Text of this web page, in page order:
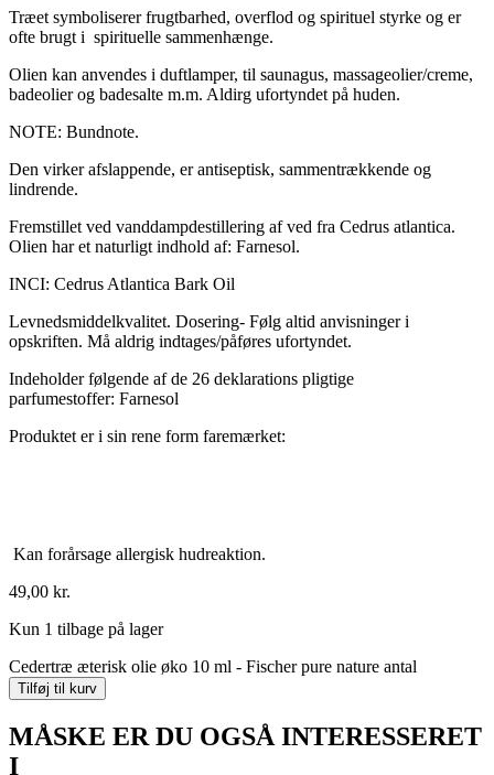
Træet symboliserer frugtbarhed, overflod og spirituel styrke og er
ofte brugt i spirituelle sammenhænge.
Olien kan anvendes i duftlamper, til saunagus, massageolier/creme,
badeolier og badesalte m.m. Aldirg ufortyndet på huden.
NOTE: Bundnote.
Den virker afslappende, er antiseptisk, sammentrækkende og
lindrende.
Fremstillet ved vanddampdestillering af ved fra Cedrus atlantica.
Olien har et naturligt indhold af: Farnesol.
INCI: Cedrus Atlantica Bark Oil
Levnedsmiddelkvalitet. Dosering- Følg altid anvisninger i
opskriften. Må aldrig indtages/påføres ufortyndet.
Indeholder følgende af de 26 deklarations pligtige
parfumestoffer: Farnesol
Produktet er i sin rene form faremærket:
Kan forårsage allergisk hudreaktion.
49,00 kr.
Kun 1 tilbage på lager
Cedertræ æterisk olie øko 10 ml - Fischer pure nature antal
Tilføj til kurv
MÅSKE ER DU OGSÅ INTERESSERET
I